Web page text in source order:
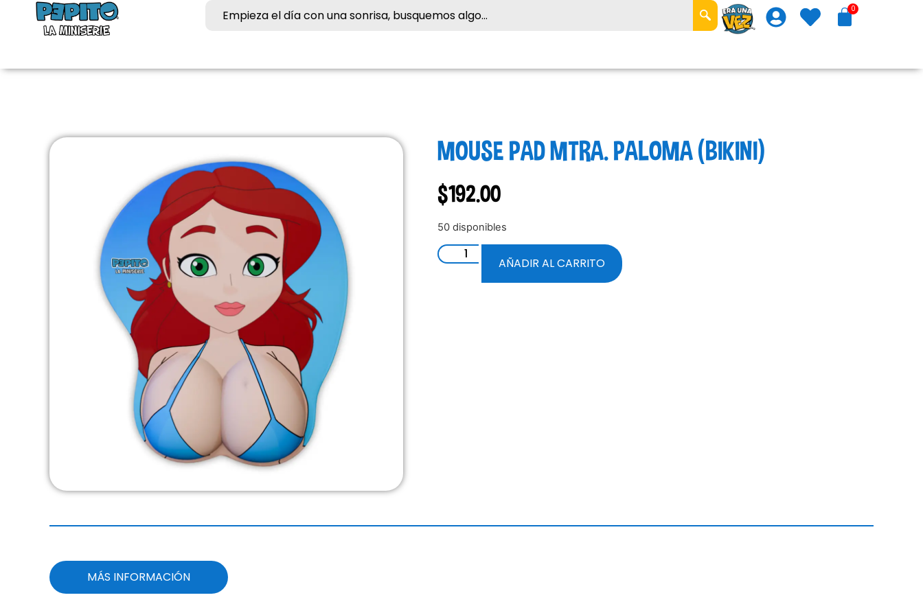
MOUSE PAD MTRA. PALOMA (BIKINI)
$192.00
50 disponibles
AÑADIR AL CARRITO
Mouse Pad con curvas… y carácter.
Ergonómico, divertido y prohibido para la oficina seria.
MÁS INFORMACIÓN